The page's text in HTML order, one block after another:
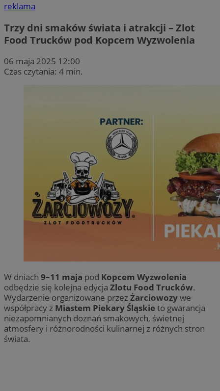
reklama
Trzy dni smaków świata i atrakcji – Zlot
Food Trucków pod Kopcem Wyzwolenia
06 maja 2025 12:00
Czas czytania: 4 min.
W dniach 9–11 maja pod Kopcem Wyzwolenia
odbędzie się kolejna edycja Zlotu Food Trucków.
Wydarzenie organizowane przezŻarciowozywe
współpracy z Miastem Piekary Śląskieto gwarancja
niezapomnianych doznań smakowych, świetnej
atmosfery i różnorodności kulinarnej z różnych stron
świata.